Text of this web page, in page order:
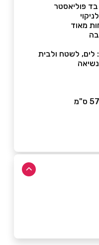
פוליאסטר
מאוד
לים, לשטח ולבית